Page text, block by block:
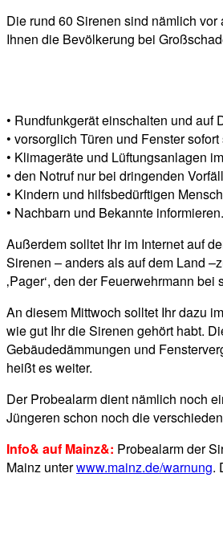
Die rund 60 Sirenen sind nämlich
Ihnen die Bevölkerung bei
• Rundfunkgerät einschalten und auf
• vorsorglich Türen und Fenster
• Klimageräte und Lüftungsanlagen
• den Notruf nur bei dringenden
• Kindern und hilfsbedürftigen
• Nachbarn und Bekannte informieren.
Außerdem solltet Ihr im Internet auf
Sirenen – anders als auf dem Land
‚Pager‘, den der Feuerwehrmann bei
An diesem Mittwoch solltet Ihr dazu
wie gut Ihr die Sirenen gehört habt.
Gebäudedämmungen und
heißt es weiter.
Der Probealarm dient nämlich noch
Jüngeren schon noch die
Info& auf Mainz&: Probealarm der
Mainz unterwww.mainz.de/warnung.